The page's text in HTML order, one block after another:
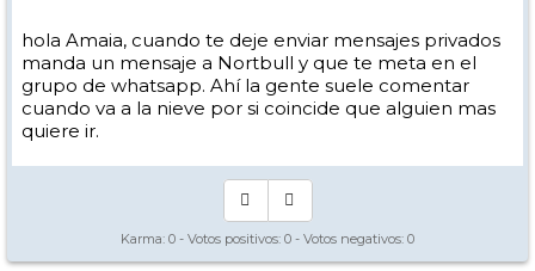
hola Amaia, cuando te deje enviar mensajes privados
manda un mensaje a Nortbull y que te meta en el
grupo de whatsapp. Ahí la gente suele comentar
cuando va a la nieve por si coincide que alguien mas
quiere ir.
Karma: 0 - Votos positivos: 0 - Votos negativos: 0